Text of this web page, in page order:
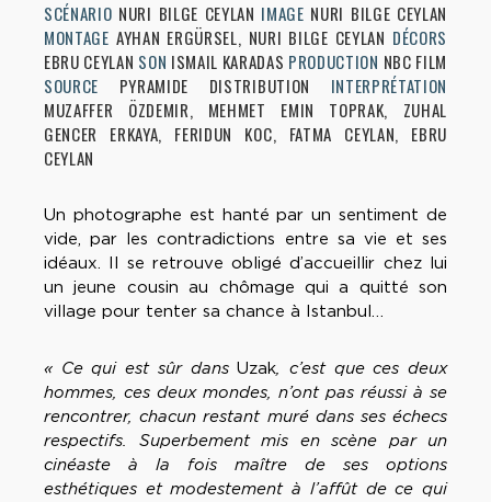
SCÉNARIO NURI BILGE CEYLAN IMAGE NURI BILGE CEYLAN
MONTAGE AYHAN ERGÜRSEL, NURI BILGE CEYLAN DÉCORS
EBRU CEYLAN SON ISMAIL KARADAS PRODUCTION NBC FILM
SOURCE PYRAMIDE DISTRIBUTION INTERPRÉTATION
MUZAFFER ÖZDEMIR, MEHMET EMIN TOPRAK, ZUHAL
GENCER ERKAYA, FERIDUN KOC, FATMA CEYLAN, EBRU
CEYLAN
Un photographe est hanté par un sentiment de
vide, par les contradictions entre sa vie et ses
idéaux. Il se retrouve obligé d’accueillir chez lui
un jeune cousin au chômage qui a quitté son
village pour tenter sa chance à Istanbul…
« Ce qui est sûr dansUzak, c’est que ces deux
hommes, ces deux mondes, n’ont pas réussi à se
rencontrer, chacun restant muré dans ses échecs
respectifs. Superbement mis en scène par un
cinéaste à la fois maître de ses options
esthétiques et modestement à l’affût de ce qui